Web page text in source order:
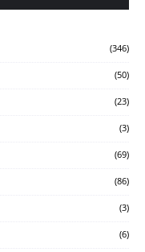
(346)
(50)
(23)
(3)
(69)
(86)
(3)
(6)